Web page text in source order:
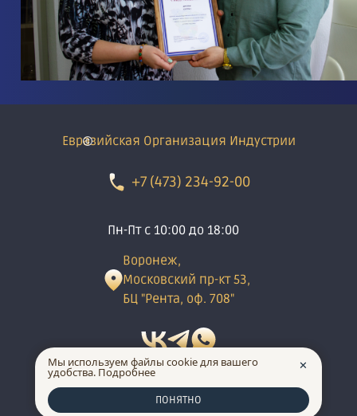
Евразийская Организация Индустрии
+7 (473) 234-92-00
Пн-Пт с 10:00 до 18:00
Воронеж,
Московский пр-кт 53,
БЦ "Рента, оф. 708"
made in INTRID
Мы используем файлы cookie для вашего
удобства. Подробнее
✕
ПОНЯТНО